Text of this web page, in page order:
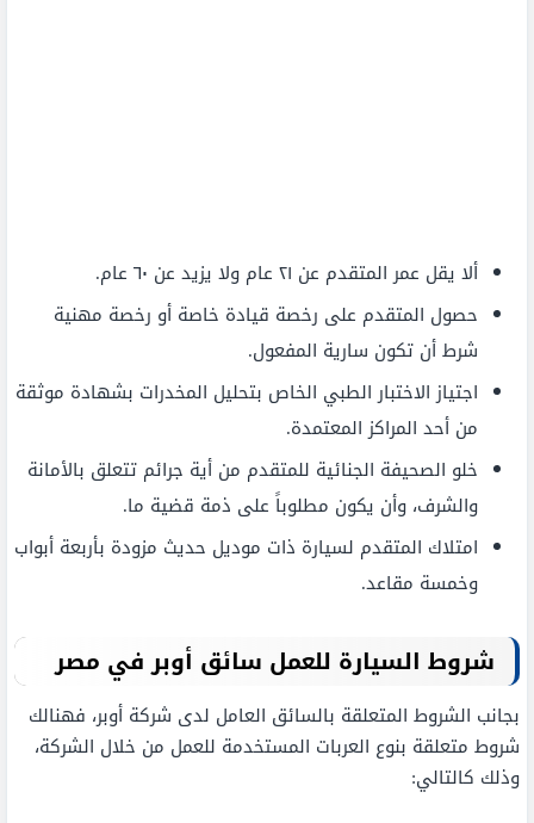
ألا يقل عمر المتقدم عن ٢١ عام ولا يزيد عن ٦٠ عام.
حصول المتقدم على رخصة قيادة خاصة أو رخصة مهنية
شرط أن تكون سارية المفعول.
اجتياز الاختبار الطبي الخاص بتحليل المخدرات بشهادة موثقة
من أحد المراكز المعتمدة.
خلو الصحيفة الجنائية للمتقدم من أية جرائم تتعلق بالأمانة
والشرف، وأن يكون مطلوباً على ذمة قضية ما.
امتلاك المتقدم لسيارة ذات موديل حديث مزودة بأربعة أبواب
وخمسة مقاعد.
شروط السيارة للعمل سائق أوبر في مصر
بجانب الشروط المتعلقة بالسائق العامل لدى شركة أوبر، فهنالك
شروط متعلقة بنوع العربات المستخدمة للعمل من خلال الشركة،
وذلك كالتالي: